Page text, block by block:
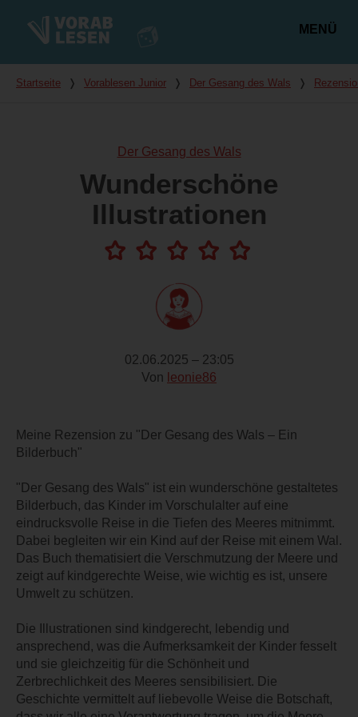
MENÜ
Du bist hier
Startseite ❭ Vorablesen Junior ❭ Der Gesang des Wals ❭
Der Gesang des Wals
Wunderschöne
Illustrationen
02.06.2025 – 23:05
Von leonie86
Meine Rezension zu "Der Gesang des Wals – Ein
Bilderbuch"
"Der Gesang des Wals" ist ein wunderschöne gestaltetes
Bilderbuch, das Kinder im Vorschulalter auf eine
eindrucksvolle Reise in die Tiefen des Meeres mitnimmt.
Dabei begleiten wir ein Kind auf der Reise mit einem Wal.
Das Buch thematisiert die Verschmutzung der Meere und
zeigt auf kindgerechte Weise, wie wichtig es ist, unsere
Umwelt zu schützen.
Die Illustrationen sind kindgerecht, lebendig und
ansprechend, was die Aufmerksamkeit der Kinder fesselt
und sie gleichzeitig für die Schönheit und
Zerbrechlichkeit des Meeres sensibilisiert. Die
Geschichte vermittelt auf liebevolle Weise die Botschaft,